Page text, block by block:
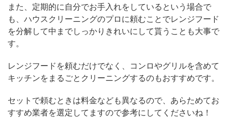
また、定期的に自分でお手入れをしているという場合で
も、ハウスクリーニングのプロに頼むことでレンジフード
を分解して中までしっかりきれいにして貰うことも大事で
す。
レンジフードを頼むだけでなく、コンロやグリルを含めて
キッチンをまるごとクリーニングするのもおすすめです。
セットで頼むときは料金なども異なるので、あらためてお
すすめ業者を選定してますので参考にしてくださいね！